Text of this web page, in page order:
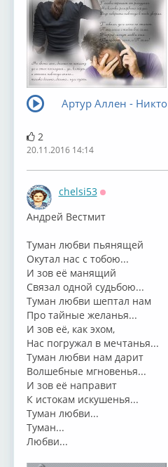
Артур Аллен - Никто
2
20.11.2016 14:14
chelsi53
⁣Андрей Вестмит
Туман любви пьянящей
Окутал нас с тобою...
И зов её манящий
Связал одной судьбою...
Туман любви шептал нам
Про тайные желанья...
И зов её, как эхом,
Нас погружал в мечтанья...
Туман любви нам дарит
Волшебные мгновенья...
И зов её направит
К истокам искушенья...
Туман любви...
Туман...
Любви...